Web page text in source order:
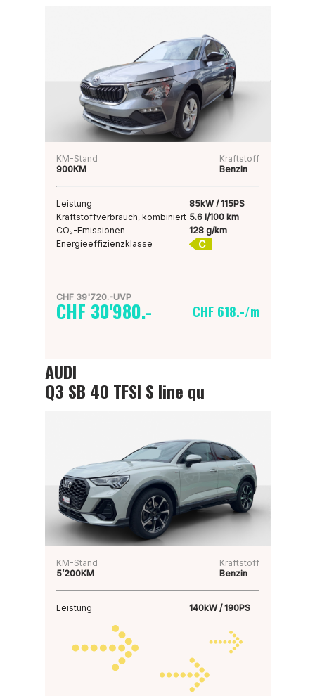
KM-Stand
900KM
Kraftstoff
Benzin
Leistung
85kW / 115PS
Kraftstoffverbrauch, kombiniert 5.6 l/100 km
CO₂-Emissionen
128 g/km
Energieeffizienzklasse
C
CHF 39'720.-UVP
CHF 30'980.- CHF 618.-/m
AUDI
Q3 SB 40 TFSI S line qu
KM-Stand
5’200KM
Kraftstoff
Benzin
Leistung 140kW / 190PS